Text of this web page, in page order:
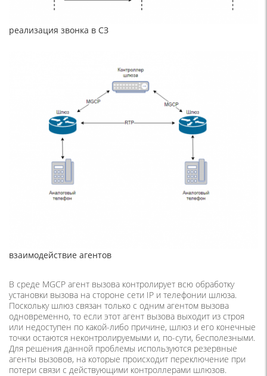
реализация звонка в СЗ
взаимодействие агентов
В среде MGCP агент вызова контролирует всю обработку
установки вызова на стороне сети IP и телефонии шлюза.
Поскольку шлюз связан только с одним агентом вызова
одновременно, то если этот агент вызова выходит из строя
или недоступен по какой-либо причине, шлюз и его конечные
точки остаются неконтролируемыми и, по-сути, бесполезными.
Для решения данной проблемы используются резервные
агенты вызовов, на которые происходит переключение при
потери связи с действующими контроллерами шлюзов.